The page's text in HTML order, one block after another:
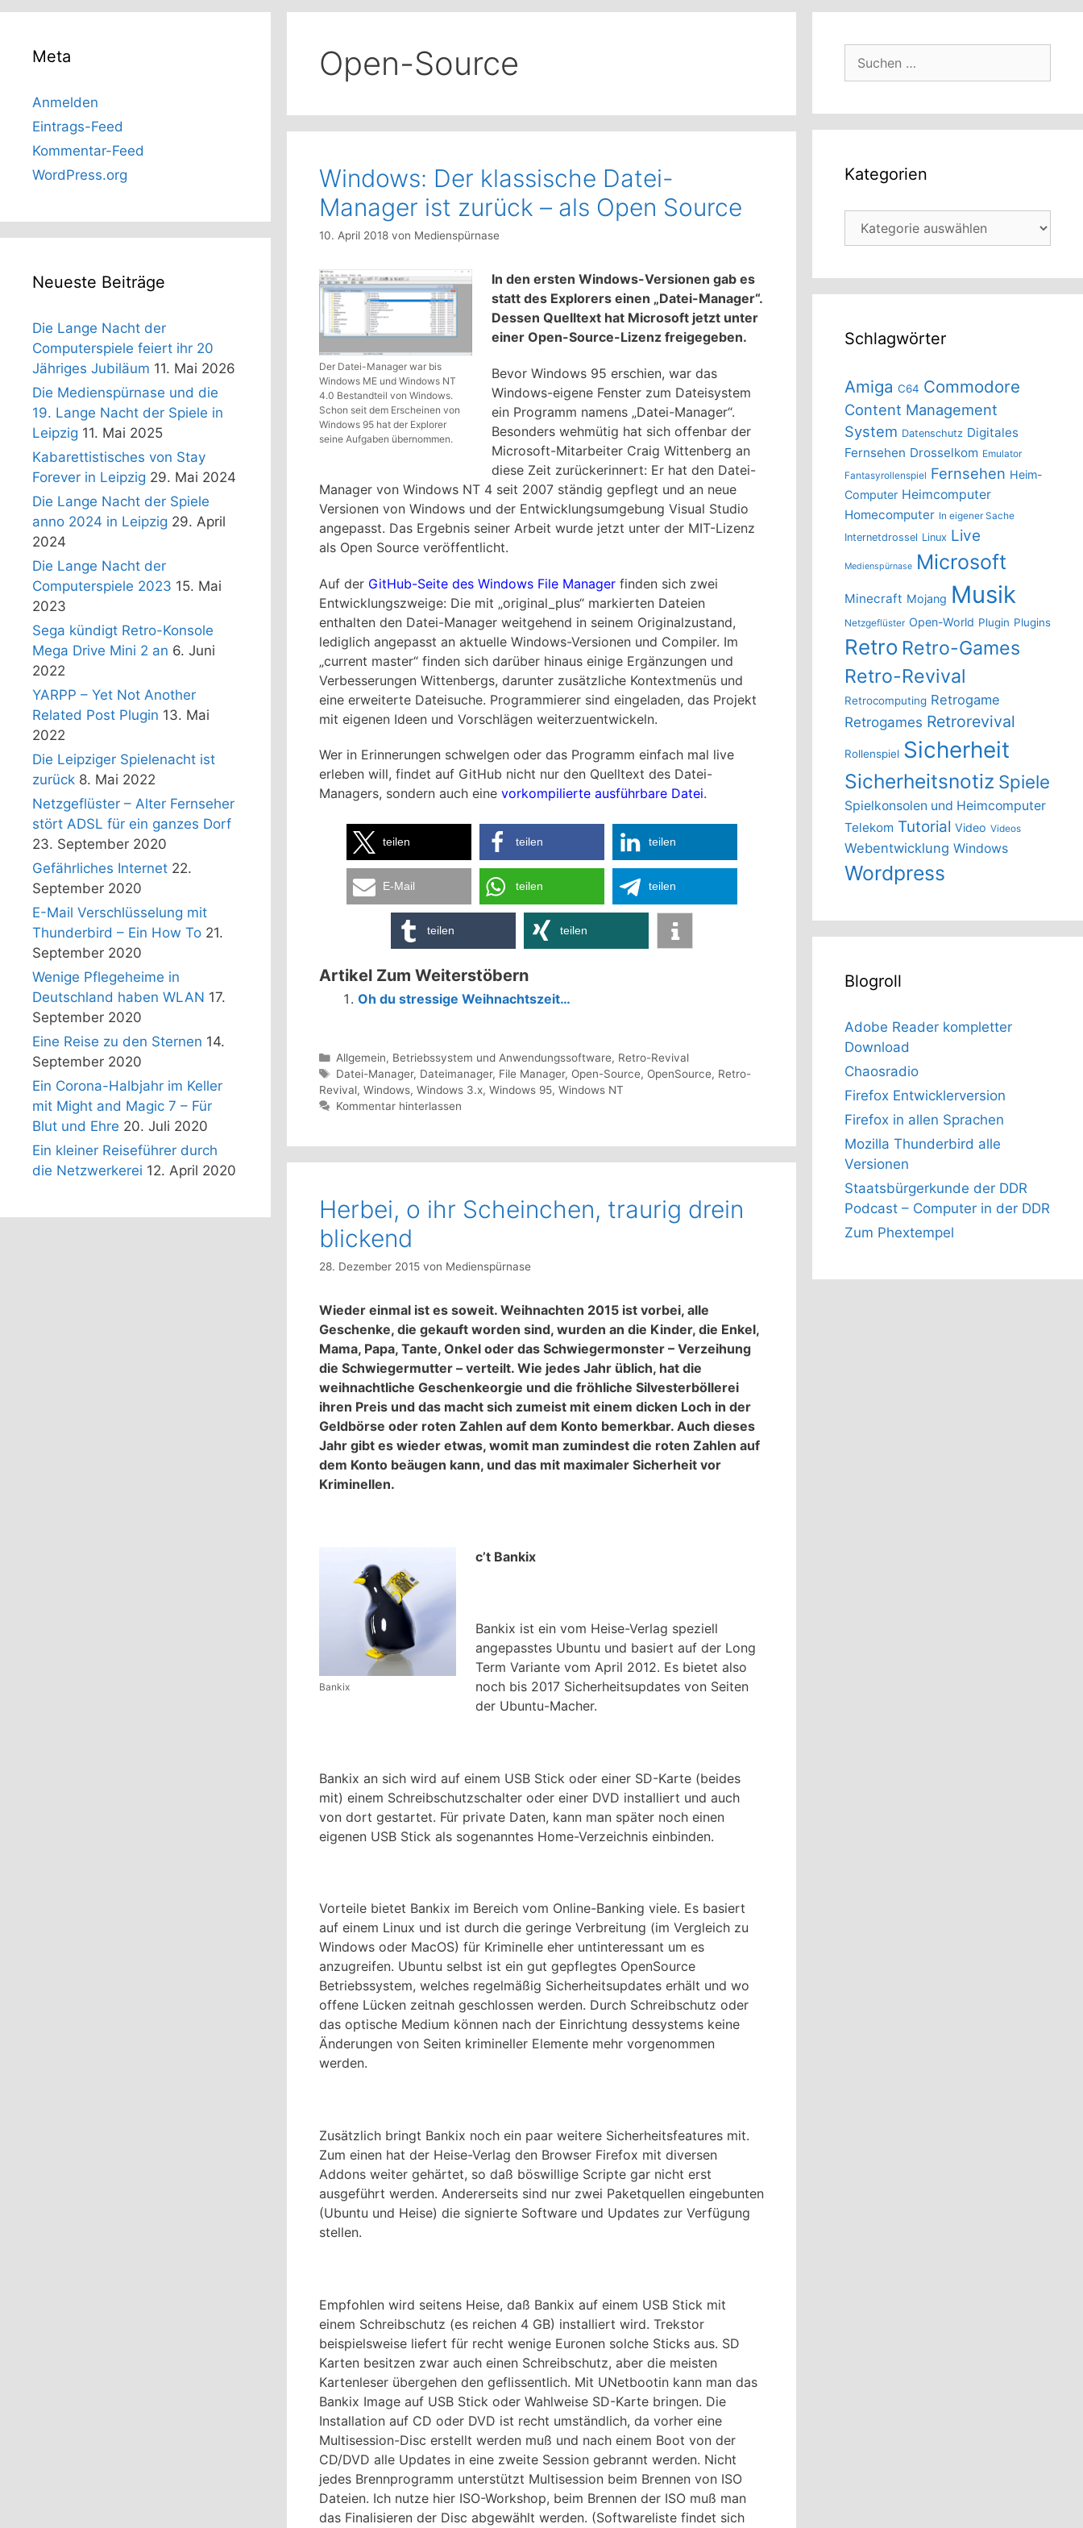
Open-Source
Windows: Der klassische Datei-
Manager ist zurück – als Open Source
10. April 2018 von Medienspürnase
Der Datei-Manager war bis
Windows ME und Windows NT
4.0 Bestandteil von Windows.
Schon seit dem Erscheinen von
Windows 95 hat der Explorer
seine Aufgaben übernommen.
In den ersten Windows-Versionen gab es
statt des Explorers einen „Datei-Manager“.
Dessen Quelltext hat Microsoft jetzt unter
einer Open-Source-Lizenz freigegeben.
Bevor Windows 95 erschien, war das
Windows-eigene Fenster zum Dateisystem
ein Programm namens „Datei-Manager“.
Besonders wehmütig hat sich offenbar der
Microsoft-Mitarbeiter Craig Wittenberg an
diese Zeit zurückerinnert: Er hat den Datei-
Manager von Windows NT 4 seit 2007 ständig gepflegt und an neue
Versionen von Windows und der Entwicklungsumgebung Visual Studio
angepasst. Das Ergebnis seiner Arbeit wurde jetzt unter der MIT-Lizenz
als Open Source veröffentlicht.
Auf der GitHub-Seite des Windows File Manager finden sich zwei
Entwicklungszweige: Die mit „original_plus“ markierten Dateien
enthalten den Datei-Manager weitgehend in seinem Originalzustand,
lediglich angepasst an aktuelle Windows-Versionen und Compiler. Im
„current master“ finden sich darüber hinaus einige Ergänzungen und
Verbesserungen Wittenbergs, darunter zusätzliche Kontextmenüs und
eine erweiterte Dateisuche. Programmierer sind eingeladen, das Projekt
mit eigenen Ideen und Vorschlägen weiterzuentwickeln.
Wer in Erinnerungen schwelgen oder das Programm einfach mal live
erleben will, findet auf GitHub nicht nur den Quelltext des Datei-
Managers, sondern auch eine vorkompilierte ausführbare Datei.
teilen teilen teilen
E-Mail teilen teilen
teilen teilen
Artikel Zum Weiterstöbern
Oh du stressige Weihnachtszeit…
Kategorien
Allgemein, Betriebssystem und Anwendungssoftware, Retro-Revival
Schlagwörter
Datei-Manager, Dateimanager, File Manager, Open-Source, OpenSource, Retro-
Revival, Windows, Windows 3.x, Windows 95, Windows NT
Kommentar hinterlassen
Herbei, o ihr Scheinchen, traurig drein
blickend
28. Dezember 2015 von Medienspürnase
Wieder einmal ist es soweit. Weihnachten 2015 ist vorbei, alle
Geschenke, die gekauft worden sind, wurden an die Kinder, die Enkel,
Mama, Papa, Tante, Onkel oder das Schwiegermonster – Verzeihung
die Schwiegermutter – verteilt. Wie jedes Jahr üblich, hat die
weihnachtliche Geschenkeorgie und die fröhliche Silvesterböllerei
ihren Preis und das macht sich zumeist mit einem dicken Loch in der
Geldbörse oder roten Zahlen auf dem Konto bemerkbar. Auch dieses
Jahr gibt es wieder etwas, womit man zumindest die roten Zahlen auf
dem Konto beäugen kann, und das mit maximaler Sicherheit vor
Kriminellen.
Bankix
c’t Bankix
Bankix ist ein vom Heise-Verlag speziell
angepasstes Ubuntu und basiert auf der Long
Term Variante vom April 2012. Es bietet also
noch bis 2017 Sicherheitsupdates von Seiten
der Ubuntu-Macher.
Bankix an sich wird auf einem USB Stick oder einer SD-Karte (beides
mit) einem Schreibschutzschalter oder einer DVD installiert und auch
von dort gestartet. Für private Daten, kann man später noch einen
eigenen USB Stick als sogenanntes Home-Verzeichnis einbinden.
Vorteile bietet Bankix im Bereich vom Online-Banking viele. Es basiert
auf einem Linux und ist durch die geringe Verbreitung (im Vergleich zu
Windows oder MacOS) für Kriminelle eher untinteressant um es
anzugreifen. Ubuntu selbst ist ein gut gepflegtes OpenSource
Betriebssystem, welches regelmäßig Sicherheitsupdates erhält und wo
offene Lücken zeitnah geschlossen werden. Durch Schreibschutz oder
das optische Medium können nach der Einrichtung dessystems keine
Änderungen von Seiten krimineller Elemente mehr vorgenommen
werden.
Zusätzlich bringt Bankix noch ein paar weitere Sicherheitsfeatures mit.
Zum einen hat der Heise-Verlag den Browser Firefox mit diversen
Addons weiter gehärtet, so daß böswillige Scripte gar nicht erst
ausgeführt werden. Andererseits sind nur zwei Paketquellen eingebunten
(Ubuntu und Heise) die signierte Software und Updates zur Verfügung
stellen.
Empfohlen wird seitens Heise, daß Bankix auf einem USB Stick mit
einem Schreibschutz (es reichen 4 GB) installiert wird. Trekstor
beispielsweise liefert für recht wenige Euronen solche Sticks aus. SD
Karten besitzen zwar auch einen Schreibschutz, aber die meisten
Kartenleser übergehen den geflissentlich. Mit UNetbootin kann man das
Bankix Image auf USB Stick oder Wahlweise SD-Karte bringen. Die
Installation auf CD oder DVD ist recht umständlich, da vorher eine
Multisession-Disc erstellt werden muß und nach einem Boot von der
CD/DVD alle Updates in eine zweite Session gebrannt werden. Nicht
jedes Brennprogramm unterstützt Multisession beim Brennen von ISO
Dateien. Ich nutze hier ISO-Workshop, beim Brennen der ISO muß man
das Finalisieren der Disc abgewählt werden. (Softwareliste findet sich
Meta
Anmelden
Eintrags-Feed
Kommentar-Feed
WordPress.org
Neueste Beiträge
Die Lange Nacht der
Computerspiele feiert ihr 20
Jähriges Jubiläum 11. Mai 2026
Die Medienspürnase und die
19. Lange Nacht der Spiele in
Leipzig 11. Mai 2025
Kabarettistisches von Stay
Forever in Leipzig 29. Mai 2024
Die Lange Nacht der Spiele
anno 2024 in Leipzig 29. April
2024
Die Lange Nacht der
Computerspiele 2023 15. Mai
2023
Sega kündigt Retro-Konsole
Mega Drive Mini 2 an 6. Juni
2022
YARPP – Yet Not Another
Related Post Plugin 13. Mai
2022
Die Leipziger Spielenacht ist
zurück 8. Mai 2022
Netzgeflüster – Alter Fernseher
stört ADSL für ein ganzes Dorf
23. September 2020
Gefährliches Internet 22.
September 2020
E-Mail Verschlüsselung mit
Thunderbird – Ein How To 21.
September 2020
Wenige Pflegeheime in
Deutschland haben WLAN 17.
September 2020
Eine Reise zu den Sternen 14.
September 2020
Ein Corona-Halbjahr im Keller
mit Might and Magic 7 – Für
Blut und Ehre 20. Juli 2020
Ein kleiner Reiseführer durch
die Netzwerkerei 12. April 2020
Kategorien
Kategorien
Schlagwörter
Amiga C64 Commodore
Content Management
System Datenschutz Digitales
Fernsehen Drosselkom Emulator
Fantasyrollenspiel Fernsehen Heim-
Computer Heimcomputer
Homecomputer In eigener Sache
Internetdrossel Linux Live
Medienspürnase Microsoft
Minecraft Mojang Musik
Netzgeflüster Open-World Plugin Plugins
Retro Retro-Games
Retro-Revival
Retrocomputing Retrogame
Retrogames Retrorevival
Rollenspiel Sicherheit
Sicherheitsnotiz Spiele
Spielkonsolen und Heimcomputer
Telekom Tutorial Video Videos
Webentwicklung Windows
Wordpress
Blogroll
Adobe Reader kompletter
Download
Chaosradio
Firefox Entwicklerversion
Firefox in allen Sprachen
Mozilla Thunderbird alle
Versionen
Staatsbürgerkunde der DDR
Podcast – Computer in der DDR
Zum Phextempel